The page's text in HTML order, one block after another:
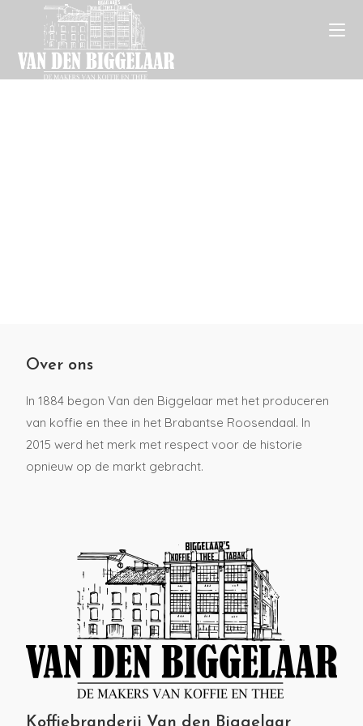
Over ons
In 1884 begon Van den Biggelaar met het produceren
van koffie en thee in het Brabantse Roosendaal. In
2015 werd het merk met respect voor de historie
opnieuw op de markt gebracht.
Koffiebranderij Van den Biggelaar